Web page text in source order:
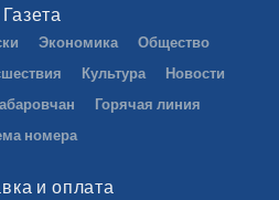
Газета
Экономика
Общество
Культура
Новости
Горячая линия
номера
и оплата